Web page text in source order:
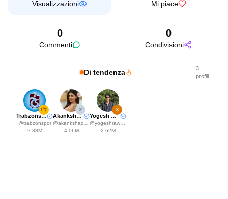
Visualizzazioni Mi piace
0
Commenti
0
Condivisioni
Di tendenza
3
profili
Trabzonspor
@trabzonspor
2.38M
2
Akanksha Choudhary
@akankshachoudhary_official
4.06M
3
Yogesh Rawat
@yogeshrawat04
2.62M